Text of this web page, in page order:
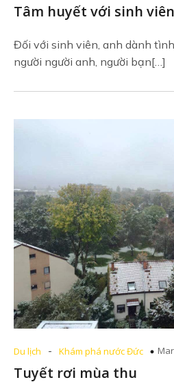
Tâm huyết với sinh
Đối với sinh viên, anh dành
người người anh, người bạn[…]
Du lịch - Khám phá nước Đức
Tuyết rơi mùa thu